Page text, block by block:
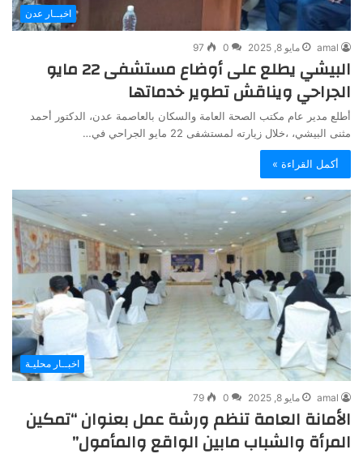
اخبــار عدن
amal مايو 8, 2025 0
97
البيشي يطلع على أوضاع مستشفى 22 مايو
الجراحي ويناقش تطوير خدماتها
أطلع مدير عام مكتب الصحة العامة والسكان بالعاصمة عدن، الدكتور أحمد
مثنى البيشي، ،خلال زيارته لمستشفى 22 مايو الجراحي في…
أكمل القراءة »
اخبــار محليـة
amal مايو 8, 2025 0
79
الأمانة العامة تنظم ورشة عمل بعنوان “تمكين
المرأة والشباب مابين الواقع والمأمول”